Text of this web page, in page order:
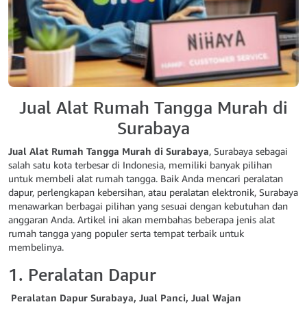
Jual Alat Rumah Tangga Murah di
Surabaya
Jual Alat Rumah Tangga Murah di Surabaya, Surabaya sebagai
salah satu kota terbesar di Indonesia, memiliki banyak pilihan
untuk membeli alat rumah tangga. Baik Anda mencari peralatan
dapur, perlengkapan kebersihan, atau peralatan elektronik, Surabaya
menawarkan berbagai pilihan yang sesuai dengan kebutuhan dan
anggaran Anda. Artikel ini akan membahas beberapa jenis alat
rumah tangga yang populer serta tempat terbaik untuk
membelinya.
1. Peralatan Dapur
Peralatan Dapur Surabaya, Jual Panci, Jual Wajan